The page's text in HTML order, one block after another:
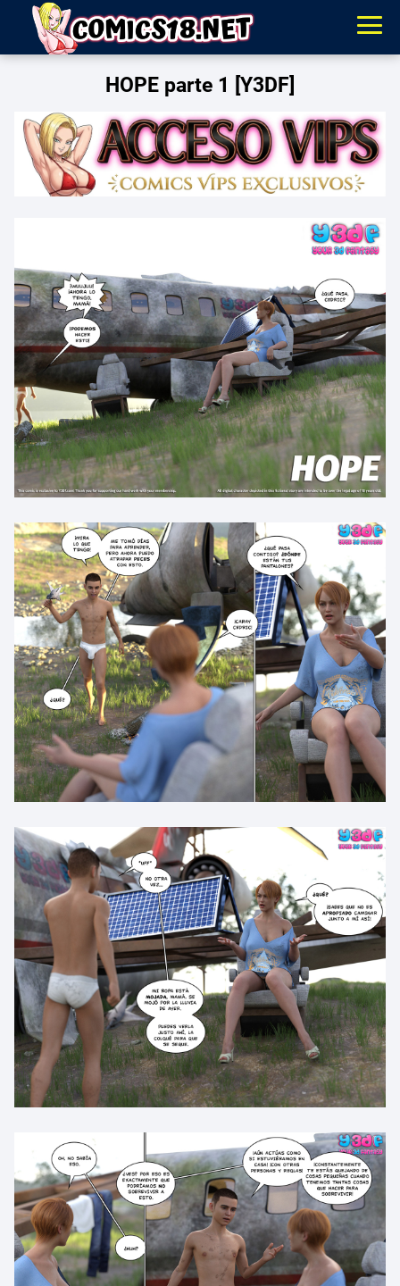
HOPE parte 1 [Y3DF]